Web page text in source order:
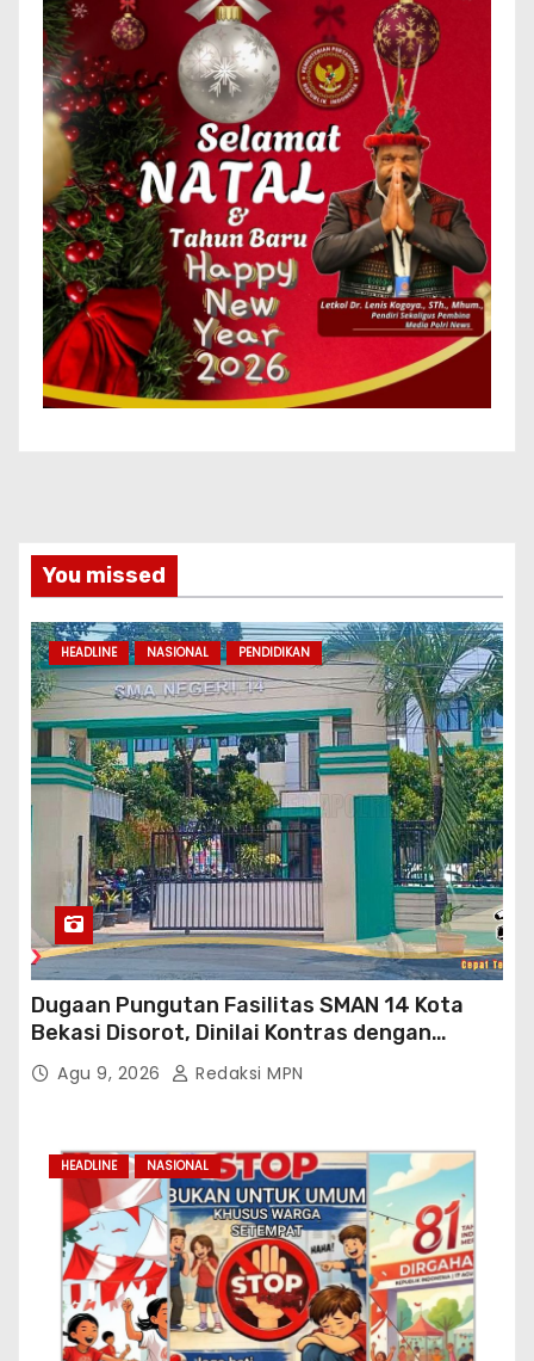
You missed
HEADLINE NASIONAL PENDIDIKAN
Dugaan Pungutan Fasilitas SMAN 14 Kota
Bekasi Disorot, Dinilai Kontras dengan
Prioritas Pendidikan Jabar
Agu 9, 2026 Redaksi MPN
HEADLINE NASIONAL